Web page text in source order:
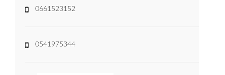
0661523152
0541975344